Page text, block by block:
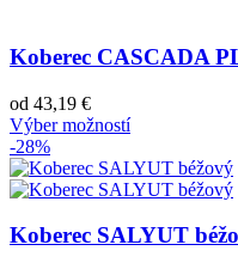
Koberec CASCADA
od 43,19 €
Výber možností
-28%
Koberec SALYUT